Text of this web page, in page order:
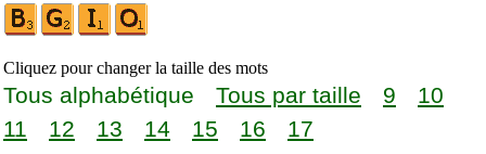
Cliquez pour changer la taille des mots
Tous alphabétique Tous par taille 9
10
11
12 13 14 15 16 17